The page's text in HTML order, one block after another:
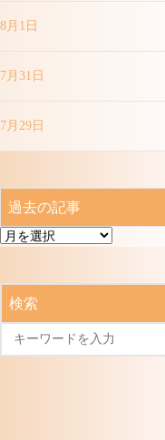
8月1日
7月31日
7月29日
過去の記事
過
記
検索